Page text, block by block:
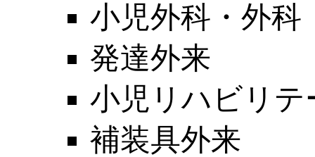
小児外科・外科
発達外来
小児リハビリ
補装具外来